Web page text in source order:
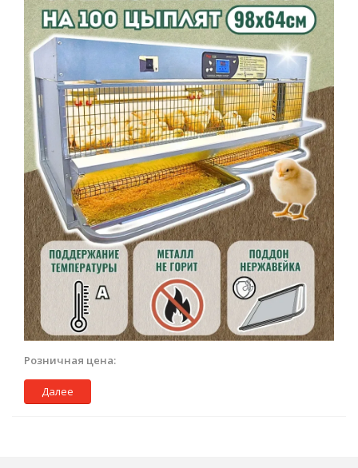
Розничная цена:
Далее